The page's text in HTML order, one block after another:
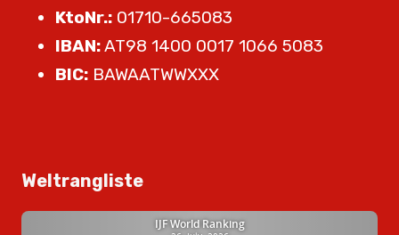
KtoNr.: 01710-665083
IBAN:AT98 1400 0017 1066 5083
BIC: BAWAATWWXXX
Weltrangliste